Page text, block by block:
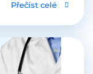
Přečíst celé